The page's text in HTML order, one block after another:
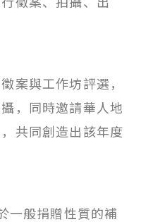
案與工作坊評選，
，同時邀請華人地
共同創造出該年度
一般捐贈性質的補